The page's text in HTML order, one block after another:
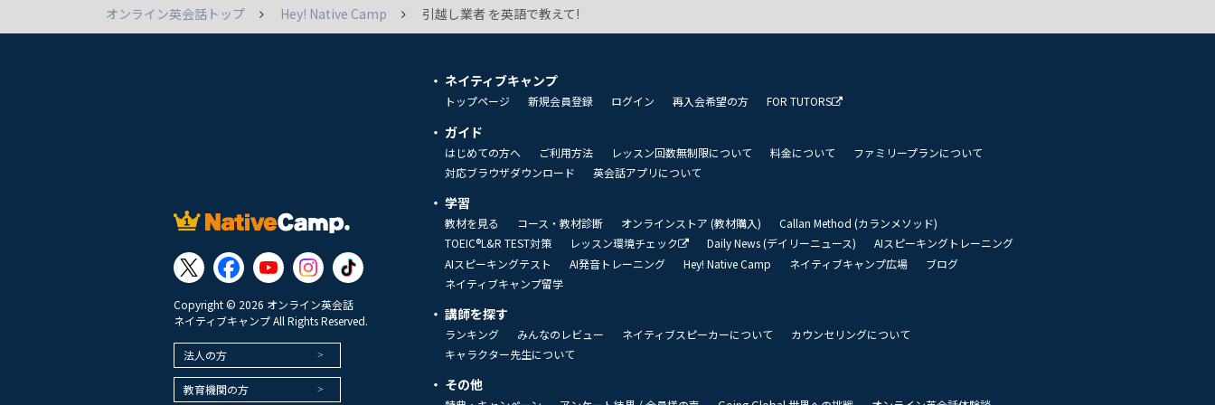
オンライン英会話トップ Hey! Native Camp 引越し業者 を英語で教えて!
Copyright © 2026 オンライン英会話
ネイティブキャンプ All Rights Reserved.
法人の方
教育機関の方
ネイティブキャンプ
トップページ 新規会員登録 ログイン 再入会希望の方 FOR TUTORS
ガイド
はじめての方へ ご利用方法 レッスン回数無制限について 料金について
ファミリープランについて
対応ブラウザダウンロード
英会話アプリについて
学習
教材を見る コース・教材診断 オンラインストア (教材購入)
Callan Method (カランメソッド)
TOEIC®L&R TEST対策
レッスン環境チェック Daily News (デイリーニュース)
AIスピーキングトレーニング
AIスピーキングテスト
AI発音トレーニング Hey! Native Camp ネイティブキャンプ広場
ブログ
ネイティブキャンプ留学
講師を探す
ランキング みんなのレビュー ネイティブスピーカーについて
カウンセリングについて
キャラクター先生について
その他